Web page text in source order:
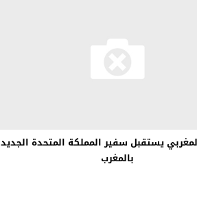
يستقبل سفير المملكة المتحدة الجديد
بالمغرب